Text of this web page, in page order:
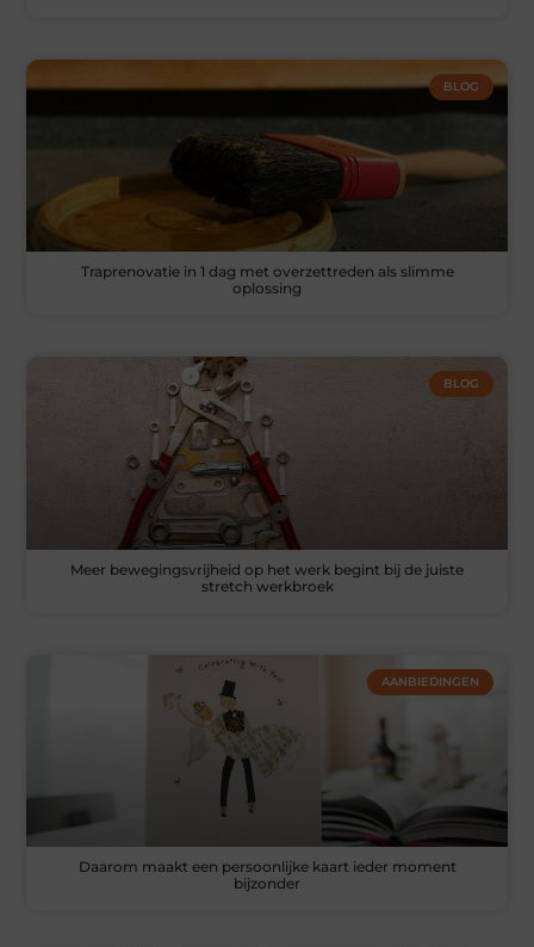
BLOG
Traprenovatie in 1 dag met overzettreden als slimme
oplossing
BLOG
Meer bewegingsvrijheid op het werk begint bij de juiste
stretch werkbroek
AANBIEDINGEN
Daarom maakt een persoonlijke kaart ieder moment
bijzonder